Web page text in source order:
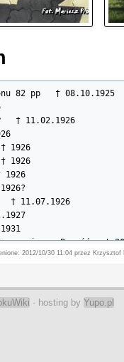
82 pp   † 08.10.1925
† 11.02.1926
1926
1926
† 11.07.1926
garnizonu Brześć   †
Samochodowy   †
29.05.1935
† 25.06.1935
† 1938?
2012/10/30 11:04 przez Krzysztof
· hosting by Yupo.pl